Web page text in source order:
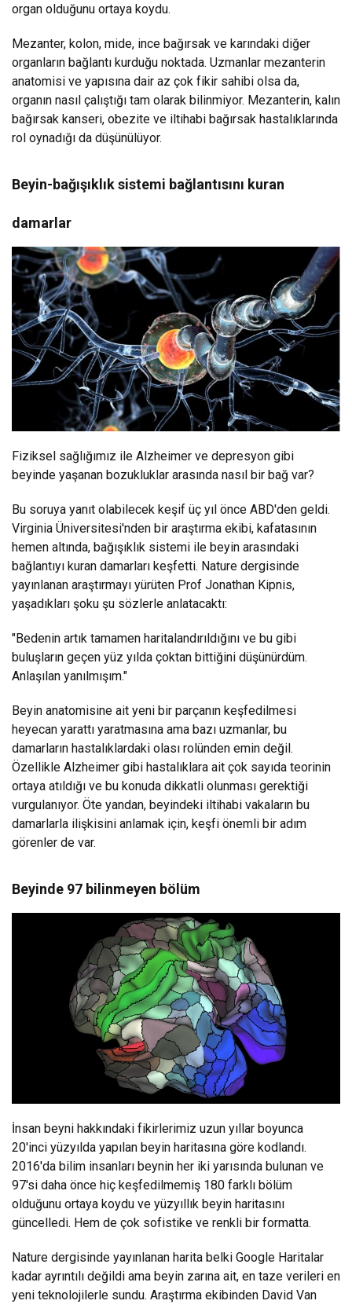
organ olduğunu ortaya koydu.
Mezanter, kolon, mide, ince bağırsak ve karındaki diğer
organların bağlantı kurduğu noktada. Uzmanlar mezanterin
anatomisi ve yapısına dair az çok fikir sahibi olsa da,
organın nasıl çalıştığı tam olarak bilinmiyor. Mezanterin, kalın
bağırsak kanseri, obezite ve iltihabi bağırsak hastalıklarında
rol oynadığı da düşünülüyor.
Beyin-bağışıklık sistemi bağlantısını kuran
damarlar
Fiziksel sağlığımız ile Alzheimer ve depresyon gibi
beyinde yaşanan bozukluklar arasında nasıl bir bağ var?
Bu soruya yanıt olabilecek keşif üç yıl önce ABD'den geldi.
Virginia Üniversitesi'nden bir araştırma ekibi, kafatasının
hemen altında, bağışıklık sistemi ile beyin arasındaki
bağlantıyı kuran damarları keşfetti. Nature dergisinde
yayınlanan araştırmayı yürüten Prof Jonathan Kipnis,
yaşadıkları şoku şu sözlerle anlatacaktı:
"Bedenin artık tamamen haritalandırıldığını ve bu gibi
buluşların geçen yüz yılda çoktan bittiğini düşünürdüm.
Anlaşılan yanılmışım."
Beyin anatomisine ait yeni bir parçanın keşfedilmesi
heyecan yarattı yaratmasına ama bazı uzmanlar, bu
damarların hastalıklardaki olası rolünden emin değil.
Özellikle Alzheimer gibi hastalıklara ait çok sayıda teorinin
ortaya atıldığı ve bu konuda dikkatli olunması gerektiği
vurgulanıyor. Öte yandan, beyindeki iltihabi vakaların bu
damarlarla ilişkisini anlamak için, keşfi önemli bir adım
görenler de var.
Beyinde 97 bilinmeyen bölüm
İnsan beyni hakkındaki fikirlerimiz uzun yıllar boyunca
20'inci yüzyılda yapılan beyin haritasına göre kodlandı.
2016'da bilim insanları beynin her iki yarısında bulunan ve
97'si daha önce hiç keşfedilmemiş 180 farklı bölüm
olduğunu ortaya koydu ve yüzyıllık beyin haritasını
güncelledi. Hem de çok sofistike ve renkli bir formatta.
Nature dergisinde yayınlanan harita belki Google Haritalar
kadar ayrıntılı değildi ama beyin zarına ait, en taze verileri en
yeni teknolojilerle sundu. Araştırma ekibinden David Van